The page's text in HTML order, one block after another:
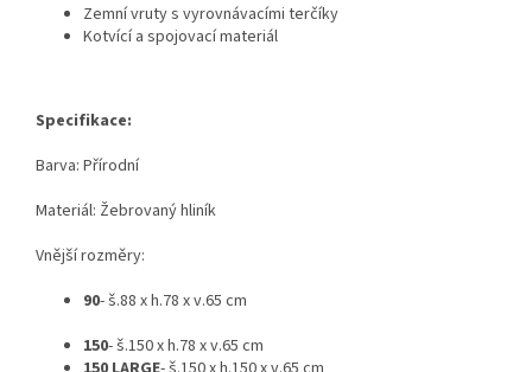
Zemní vruty s vyrovnávacími terčíky
Kotvící a spojovací materiál
Specifikace:
Barva: Přírodní
Materiál: Žebrovaný hliník
Vnější rozměry:
90- š.88 x h.78 x v.65 cm
150- š.150 x h.78 x v.65 cm